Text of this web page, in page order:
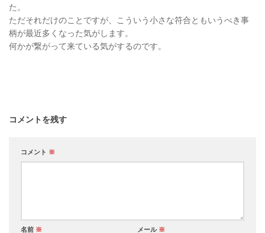
た。
ただそれだけのことですが、こういう小さな符合ともいうべき事
柄が最近多くなった気がします。
何かが繋がって来ている気がするのです。
コメントを残す
コメント ※
名前 ※ メール ※